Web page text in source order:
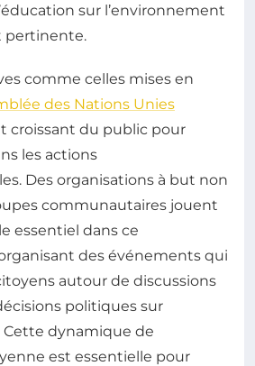
sur l’environnement
pertinente.
comme celles mises en
des Nations Unies
croissant du public pour
les actions
Des organisations à but non
communautaires jouent
essentiel dans ce
des événements qui
autour de discussions
politiques sur
Cette dynamique de
est essentielle pour